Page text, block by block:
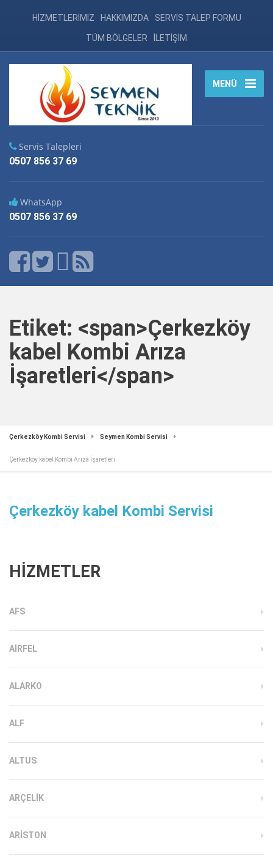
HİZMETLERİMİZ HAKKIMIZDA SERVİS TALEP FORMU
TÜM BÖLGELER İLETİŞİM
MENÜ
Servis Talepleri
0507 856 37 69
WhatsApp
0507 856 37 69
Etiket: <span>Çerkezköy
kabel Kombi Arıza
İşaretleri</span>
Çerkezköy Kombi Servisi Seymen Kombi Servisi
Çerkezköy kabel Kombi Arıza İşaretleri
Çerkezköy kabel Kombi Servisi
HİZMETLER
AFS
AIRFEL
ALARKO
ALF
ALTUS
ARÇELIK
ARISTON